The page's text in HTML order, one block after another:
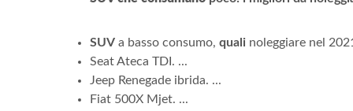
SUV a basso consumo, quali noleggiare nel
Seat Ateca TDI. ...
Jeep Renegade ibrida. ...
Fiat 500X Mjet. ...